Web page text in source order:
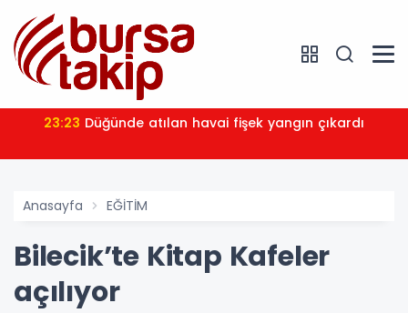
23:23 Düğünde atılan havai fişek yangın çıkardı
Anasayfa EĞİTİM
Bilecik’te Kitap Kafeler
açılıyor